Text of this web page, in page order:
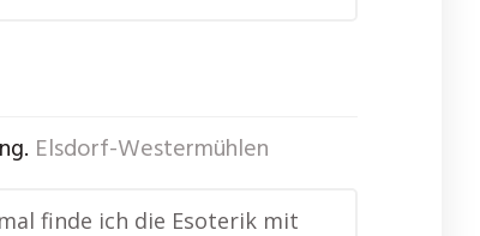
Elsdorf-Westermühlen
finde ich die Esoterik mit